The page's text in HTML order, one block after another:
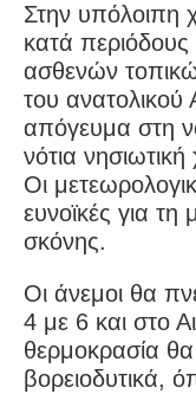
Στην υπόλοιπη
κατά
ασθενών
του ανατολικού
απόγευμα στη
νότια
Οι
ευνοϊκές για τη
σκόνης.
Οι άνεμοι θα
4 με 6 και στο
θερμοκρασία
βορειοδυτικά,